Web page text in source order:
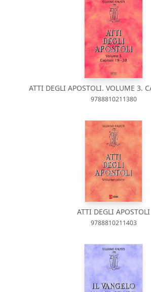
ATTI DEGLI APOSTOLI. VOLUME 3.
9788810211380
ATTI DEGLI APOSTOLI
9788810211403